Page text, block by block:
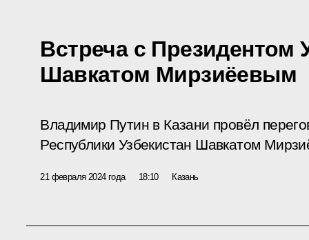
Встреча с Президентом
Шавкатом Мирзиёевым
Владимир Путин в Казани провёл
Республики Узбекистан Шавкатом
21 февраля 2024 года 18:10 Казань